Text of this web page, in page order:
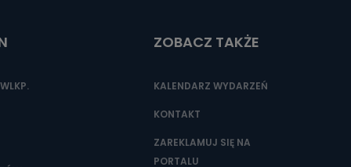
ze
ZOBACZ TAKŻE
KALENDARZ WYDARZEŃ
KONTAKT
ZAREKLAMUJ SIĘ NA
PORTALU